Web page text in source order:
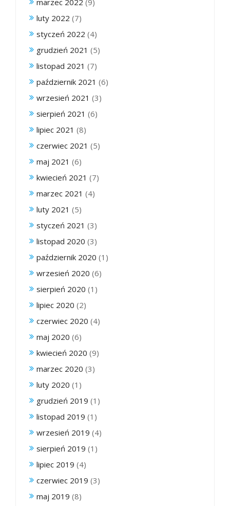
luty 2022 (7)
styczeń 2022 (4)
grudzień 2021 (5)
listopad 2021 (7)
październik 2021 (6)
wrzesień 2021 (3)
sierpień 2021 (6)
lipiec 2021 (8)
czerwiec 2021 (5)
maj 2021 (6)
kwiecień 2021 (7)
marzec 2021 (4)
luty 2021 (5)
styczeń 2021 (3)
listopad 2020 (3)
październik 2020 (1)
wrzesień 2020 (6)
sierpień 2020 (1)
lipiec 2020 (2)
czerwiec 2020 (4)
maj 2020 (6)
kwiecień 2020 (9)
marzec 2020 (3)
luty 2020 (1)
grudzień 2019 (1)
listopad 2019 (1)
wrzesień 2019 (4)
sierpień 2019 (1)
lipiec 2019 (4)
czerwiec 2019 (3)
maj 2019 (8)